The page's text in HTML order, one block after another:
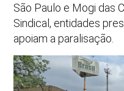
São Paulo e Mogi das
Sindical, entidades
apoiam a paralisação.